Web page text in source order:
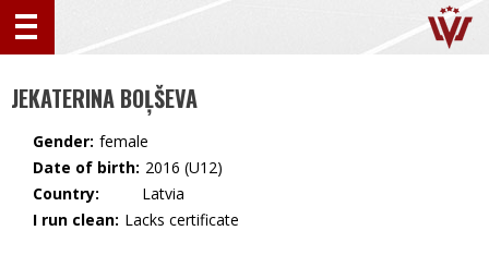
JEKATERINA BOĻŠEVA
Gender: female
Date of birth: 2016 (U12)
Country:
🇱🇻 Latvia
I run clean: Lacks certificate